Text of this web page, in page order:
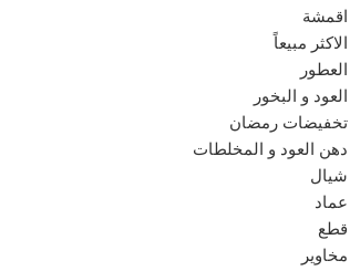
اقمشة
الاكثر مبيعاً
العطور
العود و البخور
تخفيضات رمضان
دهن العود و المخلطات
شيال
عماد
قطع
مخاوير